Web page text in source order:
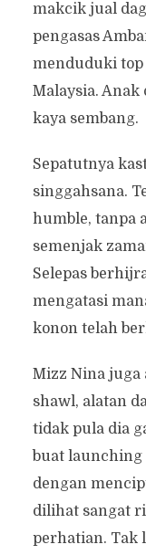
makcik jual
pengasas
menduduki top
Malaysia. Anak
kaya sembang.
Sepatutnya
singgahsana.
humble, tanpa
semenjak
Selepas
mengatasi
konon telah
Mizz Nina juga
shawl, alatan
tidak pula dia
buat
dengan
dilihat sangat
perhatian. Tak